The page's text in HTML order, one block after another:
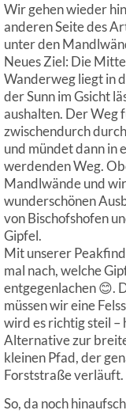
Wir gehen wieder
anderen Seite des
unter den
Neues Ziel: Die
Wanderweg liegt in
der Sunn im Gsicht
aushalten. Der Weg
zwischendurch
und mündet dann in
werdenden Weg.
Mandlwände und
wunderschönen
von Bischofshofen
Gipfel.
Mit unserer
mal nach, welche
entgegenlachen 😊.
müssen wir eine
wird es richtig steil –
Alternative zur
kleinen Pfad, der
Forststraße verläuft.
So, da noch